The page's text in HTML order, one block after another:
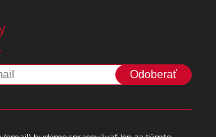
Odoberať